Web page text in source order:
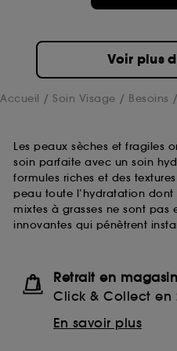
Voir plus
Accueil Soin Visage Besoins
Les peaux sèches et fragiles
soin parfaite avec un soin
formules riches et des
peau toute l’hydratation
mixtes à grasses ne sont pas
innovantes qui pénètrent
Retrait en magasin
Click & Collect en
En savoir plus